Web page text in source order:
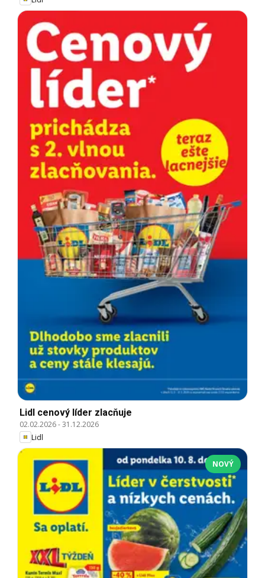
Lidl cenový líder zlacňuje
02.02.2026-31.12.2026
Lidl
NOVÝ